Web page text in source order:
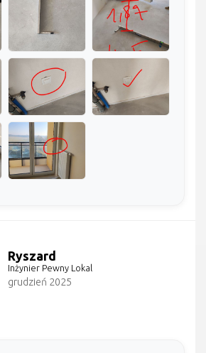
Ryszard
Inżynier Pewny Lokal
grudzień 2025